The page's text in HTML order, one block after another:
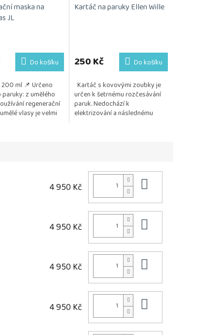
maska na
JL
Do košíku
200 ml 📌 Určeno
z umělého
regenerační
vlasy je velmi
Kartáč na paruky Ellen Wille
produktu
je
z
5
hvězdiček.
250 Kč Do košíku
Kartáč s kovovými zoubky je
určen k šetrnému rozčesávání
paruk. Nedochází k
elektrizování a následnému
4 950 Kč
4 950 Kč
4 950 Kč
4 950 Kč